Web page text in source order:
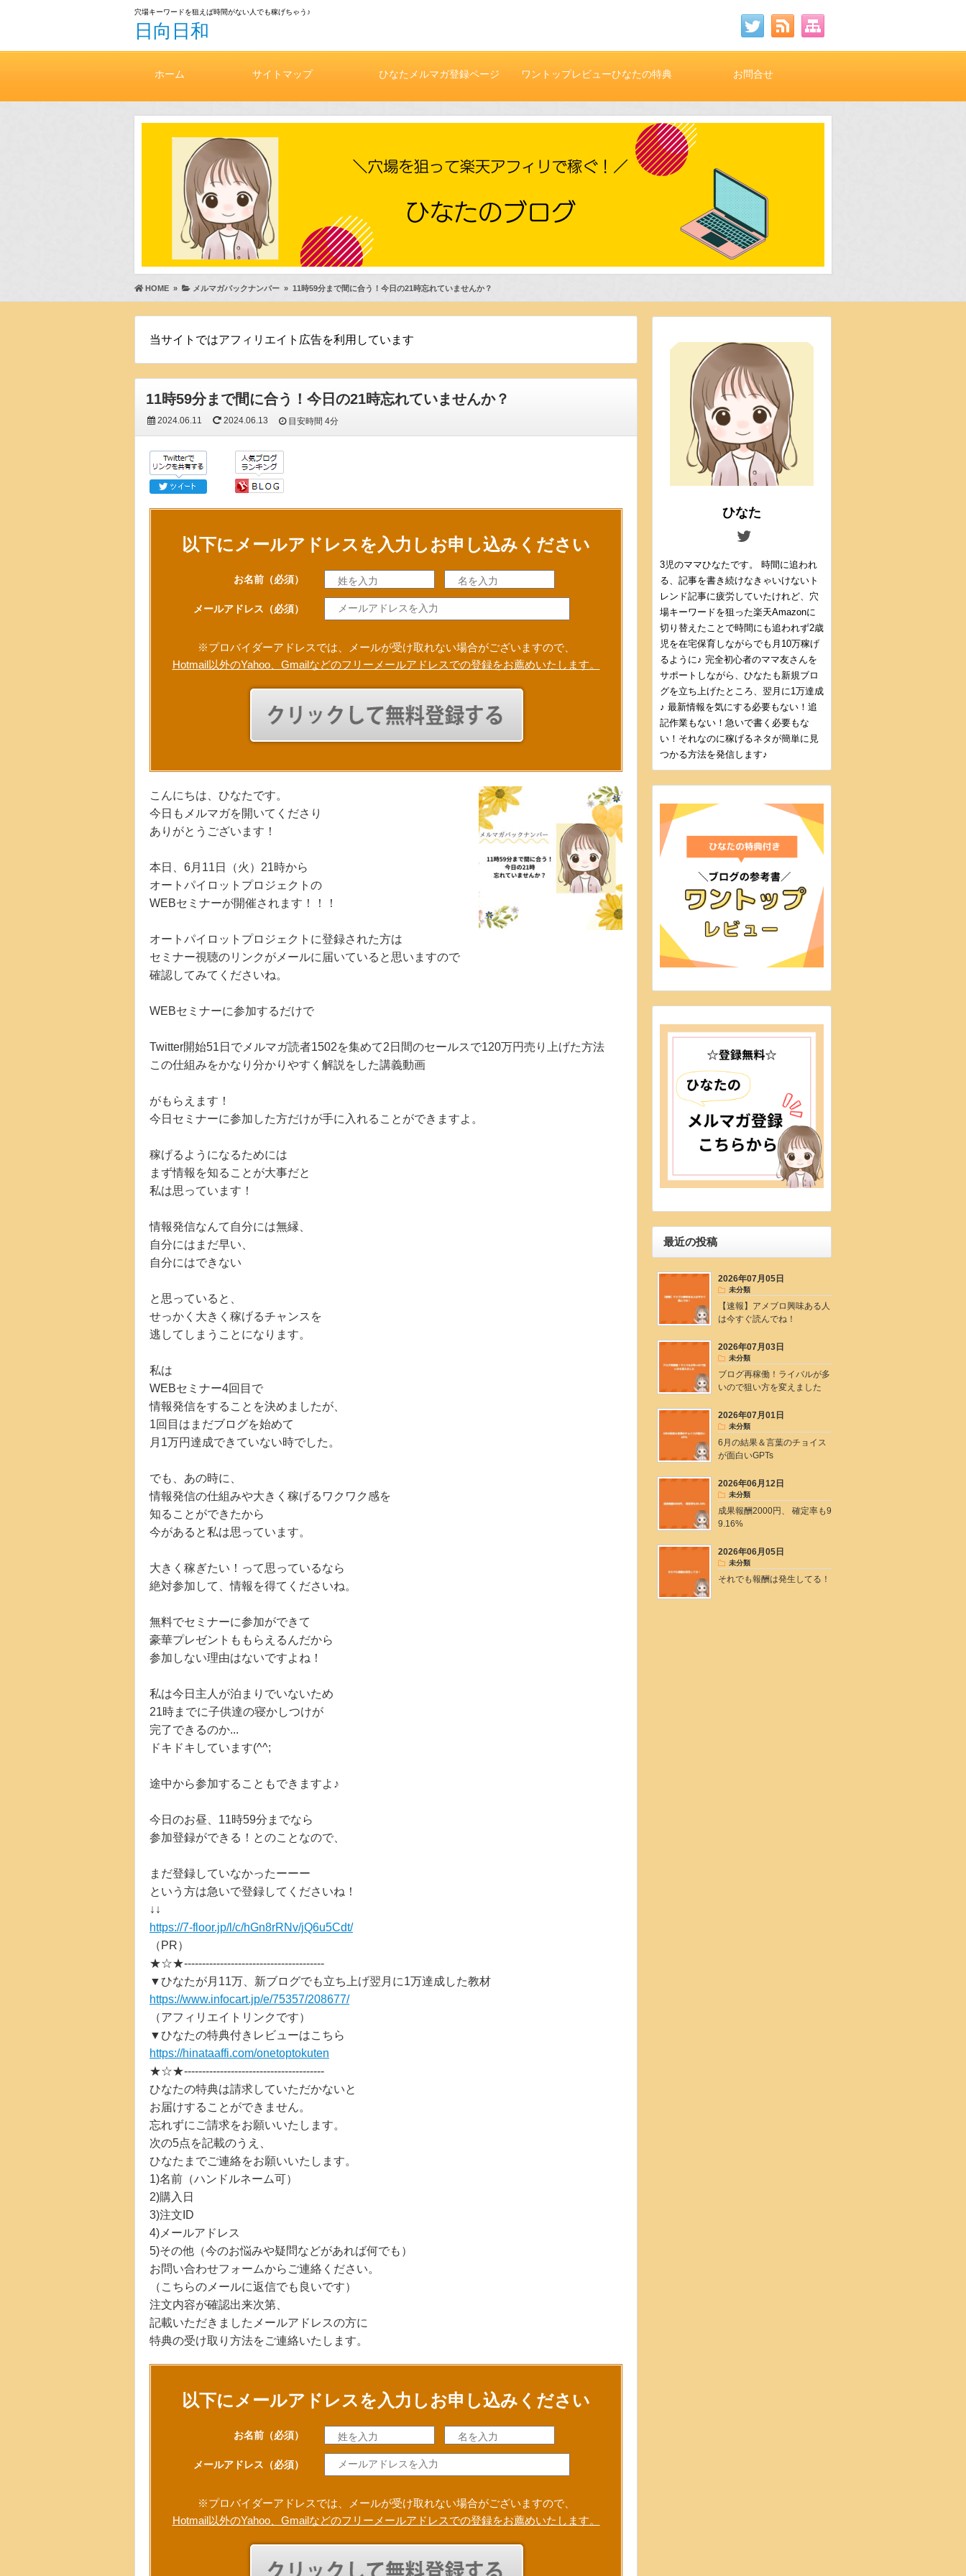
穴場キーワードを狙えば時間がない人でも稼げちゃう♪
日向日和
ホーム サイトマップ ひなたメルマガ登録ページ ワントップレビューひなたの特典
付き
お問合せ
HOME » メルマガバックナンバー » 11時59分まで間に合う！今日の21時忘れていませんか？
当サイトではアフィリエイト広告を利用しています
11時59分まで間に合う！今日の21時忘れていませんか？
2024.06.11 2024.06.13 目安時間4分
以下にメールアドレスを入力しお申し込みください
お名前（必須）
メールアドレス （必須）
※プロバイダーアドレスでは、メールが受け取れない場合がございますので、
Hotmail以外のYahoo、Gmailなどのフリーメールアドレスでの登録をお薦めいたします。
こんにちは、ひなたです。
今日もメルマガを開いてくださり
ありがとうございます！
本日、6月11日（火）21時から
オートパイロットプロジェクトの
WEBセミナーが開催されます！！！
オートパイロットプロジェクトに登録された方は
セミナー視聴のリンクがメールに届いていると思いますので
確認してみてくださいね。
WEBセミナーに参加するだけで
Twitter開始51日でメルマガ読者1502を集めて2日間のセールスで120万円売り上げた方法
この仕組みをかなり分かりやすく解説をした講義動画
がもらえます！
今日セミナーに参加した方だけが手に入れることができますよ。
稼げるようになるためには
まず情報を知ることが大事だと
私は思っています！
情報発信なんて自分には無縁、
自分にはまだ早い、
自分にはできない
と思っていると、
せっかく大きく稼げるチャンスを
逃してしまうことになります。
私は
WEBセミナー4回目で
情報発信をすることを決めましたが、
1回目はまだブログを始めて
月1万円達成できていない時でした。
でも、あの時に、
情報発信の仕組みや大きく稼げるワクワク感を
知ることができたから
今があると私は思っています。
大きく稼ぎたい！って思っているなら
絶対参加して、情報を得てくださいね。
無料でセミナーに参加ができて
豪華プレゼントももらえるんだから
参加しない理由はないですよね！
私は今日主人が泊まりでいないため
21時までに子供達の寝かしつけが
完了できるのか...
ドキドキしています(^^;
途中から参加することもできますよ♪
今日のお昼、11時59分までなら
参加登録ができる！とのことなので、
まだ登録していなかったーーー
という方は急いで登録してくださいね！
↓↓
https://7-floor.jp/l/c/hGn8rRNv/jQ6u5Cdt/
（PR）
★☆★---------------------------------------
▼ひなたが月11万、新ブログでも立ち上げ翌月に1万達成した教材
https://www.infocart.jp/e/75357/208677/
（アフィリエイトリンクです）
▼ひなたの特典付きレビューはこちら
https://hinataaffi.com/onetoptokuten
★☆★---------------------------------------
ひなたの特典は請求していただかないと
お届けすることができません。
忘れずにご請求をお願いいたします。
次の5点を記載のうえ、
ひなたまでご連絡をお願いいたします。
1)名前（ハンドルネーム可）
2)購入日
3)注文ID
4)メールアドレス
5)その他（今のお悩みや疑問などがあれば何でも）
お問い合わせフォームからご連絡ください。
（こちらのメールに返信でも良いです）
注文内容が確認出来次第、
記載いただきましたメールアドレスの方に
特典の受け取り方法をご連絡いたします。
以下にメールアドレスを入力しお申し込みください
お名前（必須）
メールアドレス （必須）
※プロバイダーアドレスでは、メールが受け取れない場合がございますので、
Hotmail以外のYahoo、Gmailなどのフリーメールアドレスでの登録をお薦めいたします。
ひなた
3児のママひなたです。 時間に追われ
る、記事を書き続けなきゃいけないト
レンド記事に疲労していたけれど、穴
場キーワードを狙った楽天Amazonに
切り替えたことで時間にも追われず2歳
児を在宅保育しながらでも月10万稼げ
るように♪ 完全初心者のママ友さんを
サポートしながら、ひなたも新規ブロ
グを立ち上げたところ、翌月に1万達成
♪ 最新情報を気にする必要もない！追
記作業もない！急いで書く必要もな
い！それなのに稼げるネタが簡単に見
つかる方法を発信します♪
最近の投稿
2026年07月05日
未分類
【速報】アメブロ興味ある人
は今すぐ読んでね！
2026年07月03日
未分類
ブログ再稼働！ライバルが多
いので狙い方を変えました
2026年07月01日
未分類
6月の結果＆言葉のチョイス
が面白いGPTs
2026年06月12日
未分類
成果報酬2000円、 確定率も9
9.16%
2026年06月05日
未分類
それでも報酬は発生してる！